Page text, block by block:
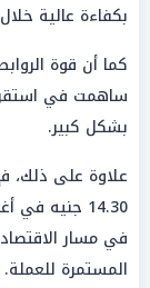
بكفاءة عالية خلال
كما أن قوة
ساهمت في
بشكل كبير.
علاوة على ذلك،
14.30 جنيه
في مسار
المستمرة للعملة.